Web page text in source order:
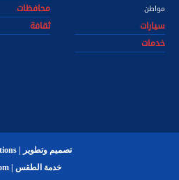
مواطن
محافظات
سيارات
ثقافة
خدمات
تصميم وتطوير | CLIPSolutions
خدمة الطقس | Weather.com